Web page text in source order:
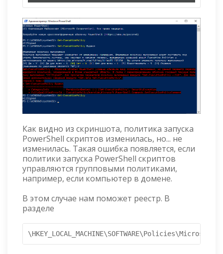
Как видно из скриншота, политика запуска
PowerShell скриптов изменилась, но... не
изменилась. Такая ошибка появляется, если
политики запуска PowerShell скриптов
управляются групповыми политиками,
например, если компьютер в домене.
В этом случае нам поможет реестр. В
разделе